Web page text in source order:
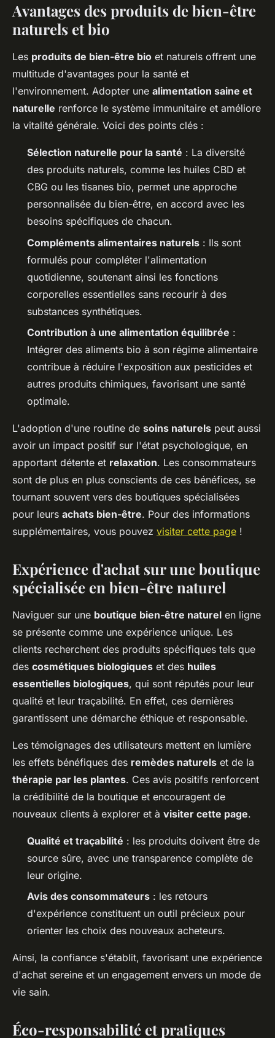
Avantages des produits de bien-être
naturels et bio
Les produits de bien-être bio et naturels offrent une
multitude d'avantages pour la santé et
l'environnement. Adopter une alimentation saine et
naturelle renforce le système immunitaire et améliore
la vitalité générale. Voici des points clés :
Sélection naturelle pour la santé : La diversité
des produits naturels, comme les huiles CBD et
CBG ou les tisanes bio, permet une approche
personnalisée du bien-être, en accord avec les
besoins spécifiques de chacun.
Compléments alimentaires naturels : Ils sont
formulés pour compléter l'alimentation
quotidienne, soutenant ainsi les fonctions
corporelles essentielles sans recourir à des
substances synthétiques.
Contribution à une alimentation équilibrée :
Intégrer des aliments bio à son régime alimentaire
contribue à réduire l'exposition aux pesticides et
autres produits chimiques, favorisant une santé
optimale.
L'adoption d'une routine de soins naturels peut aussi
avoir un impact positif sur l'état psychologique, en
apportant détente et relaxation. Les consommateurs
sont de plus en plus conscients de ces bénéfices, se
tournant souvent vers des boutiques spécialisées
pour leurs achats bien-être. Pour des informations
supplémentaires, vous pouvez visiter cette page !
Expérience d'achat sur une boutique
spécialisée en bien-être naturel
Naviguer sur une boutique bien-être naturel en ligne
se présente comme une expérience unique. Les
clients recherchent des produits spécifiques tels que
des cosmétiques biologiques et des huiles
essentielles biologiques, qui sont réputés pour leur
qualité et leur traçabilité. En effet, ces dernières
garantissent une démarche éthique et responsable.
Les témoignages des utilisateurs mettent en lumière
les effets bénéfiques des remèdes naturels et de la
thérapie par les plantes. Ces avis positifs renforcent
la crédibilité de la boutique et encouragent de
nouveaux clients à explorer et à visiter cette page.
Qualité et traçabilité : les produits doivent être de
source sûre, avec une transparence complète de
leur origine.
Avis des consommateurs : les retours
d'expérience constituent un outil précieux pour
orienter les choix des nouveaux acheteurs.
Ainsi, la confiance s'établit, favorisant une expérience
d'achat sereine et un engagement envers un mode de
vie sain.
Éco-responsabilité et pratiques